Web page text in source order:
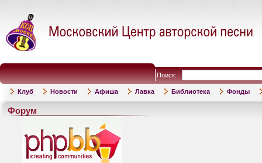
Поиск:
Клуб Новости Афиша Лавка Библиотека Фонды
Форум